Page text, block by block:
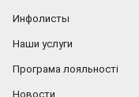
Инфолисты
Наши услуги
Програма лояльності
Новости